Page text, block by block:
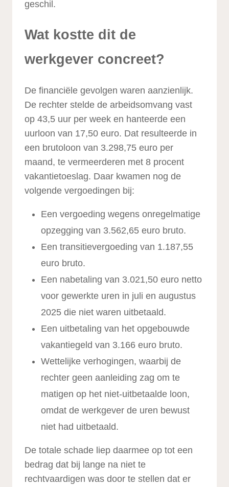
geschil.
Wat kostte dit de
werkgever concreet?
De financiële gevolgen waren aanzienlijk.
De rechter stelde de arbeidsomvang vast
op 43,5 uur per week en hanteerde een
uurloon van 17,50 euro. Dat resulteerde in
een brutoloon van 3.298,75 euro per
maand, te vermeerderen met 8 procent
vakantietoeslag. Daar kwamen nog de
volgende vergoedingen bij:
Een vergoeding wegens onregelmatige
opzegging van 3.562,65 euro bruto.
Een transitievergoeding van 1.187,55
euro bruto.
Een nabetaling van 3.021,50 euro netto
voor gewerkte uren in juli en augustus
2025 die niet waren uitbetaald.
Een uitbetaling van het opgebouwde
vakantiegeld van 3.166 euro bruto.
Wettelijke verhogingen, waarbij de
rechter geen aanleiding zag om te
matigen op het niet-uitbetaalde loon,
omdat de werkgever de uren bewust
niet had uitbetaald.
De totale schade liep daarmee op tot een
bedrag dat bij lange na niet te
rechtvaardigen was door te stellen dat er